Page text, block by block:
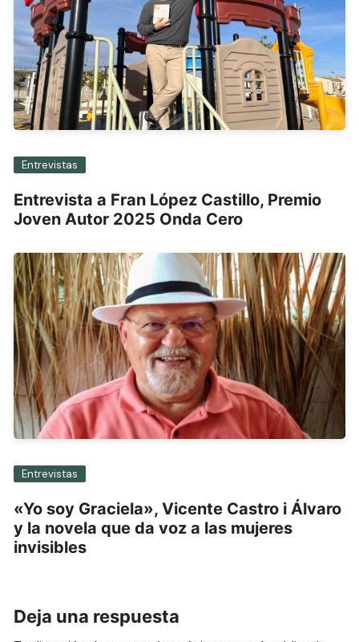
Entrevistas
Entrevista a Fran López Castillo, Premio
Joven Autor 2025 Onda Cero
Entrevistas
«Yo soy Graciela», Vicente Castro i Álvaro
y la novela que da voz a las mujeres
invisibles
Deja una respuesta